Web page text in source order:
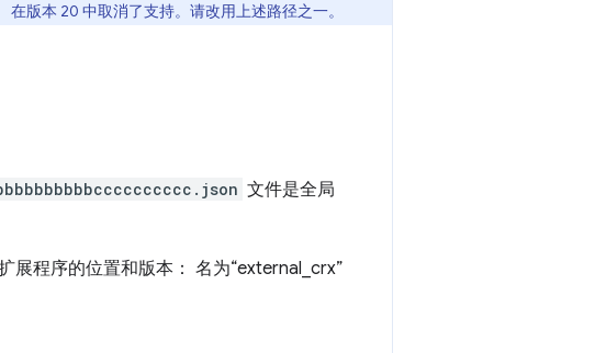
在版本 20 中取消了支持。请改用上述路径之一。
文件是全局
展程序的位置和版本： 名为“external_crx”